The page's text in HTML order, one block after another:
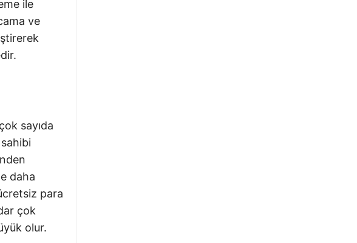
ile
ve
sayıda
daha
para
çok
olur.